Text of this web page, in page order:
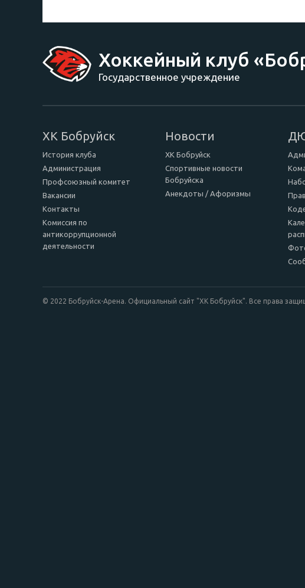
Хоккейный клуб
Государственное учреждение
ХК Бобруйск
История клуба
Администрация
Профсоюзный комитет
Вакансии
Контакты
Комиссия по
антикоррупционной
деятельности
Новости
ХК Бобруйск
Спортивные новости
Бобруйска
Анекдоты / Афоризмы
© 2022 Бобруйск-Арена. Официальный сайт "ХК Бобруйск". Все права